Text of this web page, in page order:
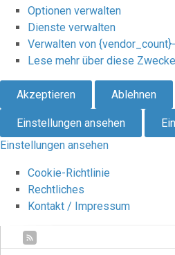
Optionen verwalten
Dienste verwalten
Verwalten von
Lese mehr über diese Zwecke
Akzeptieren Ablehnen
Einstellungen ansehen
Einstellungen ansehen
Cookie-Richtlinie
Rechtliches
Kontakt / Impressum